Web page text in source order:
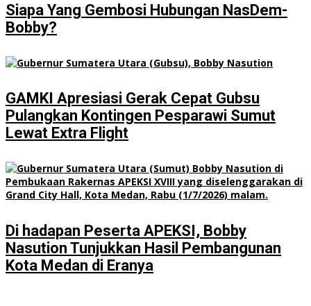
Siapa Yang Gembosi Hubungan NasDem-
Bobby?
GAMKI Apresiasi Gerak Cepat Gubsu
Pulangkan Kontingen Pesparawi Sumut
Lewat Extra Flight
Di hadapan Peserta APEKSI, Bobby
Nasution Tunjukkan Hasil Pembangunan
Kota Medan di Eranya